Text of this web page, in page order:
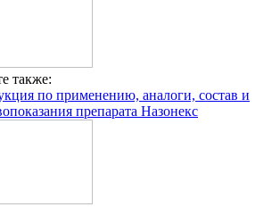
также:
по применению, аналоги, состав и
препарата Назонекс